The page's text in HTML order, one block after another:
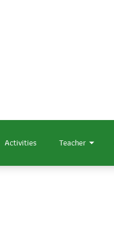
Activities Teacher